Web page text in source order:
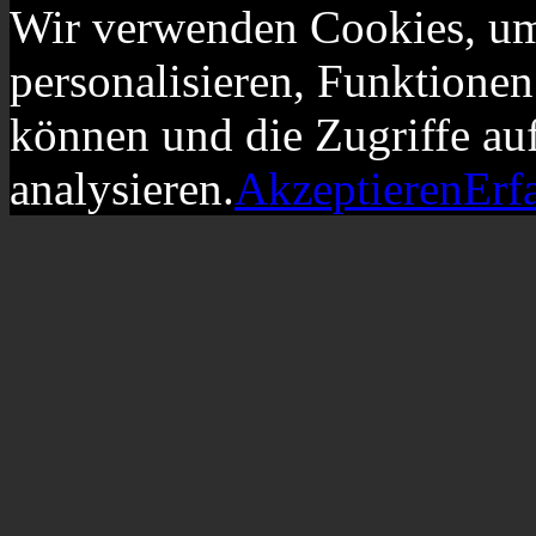
Wir verwenden Cookies,
personalisieren,
können und die Zugriffe
analysieren.Akzeptieren